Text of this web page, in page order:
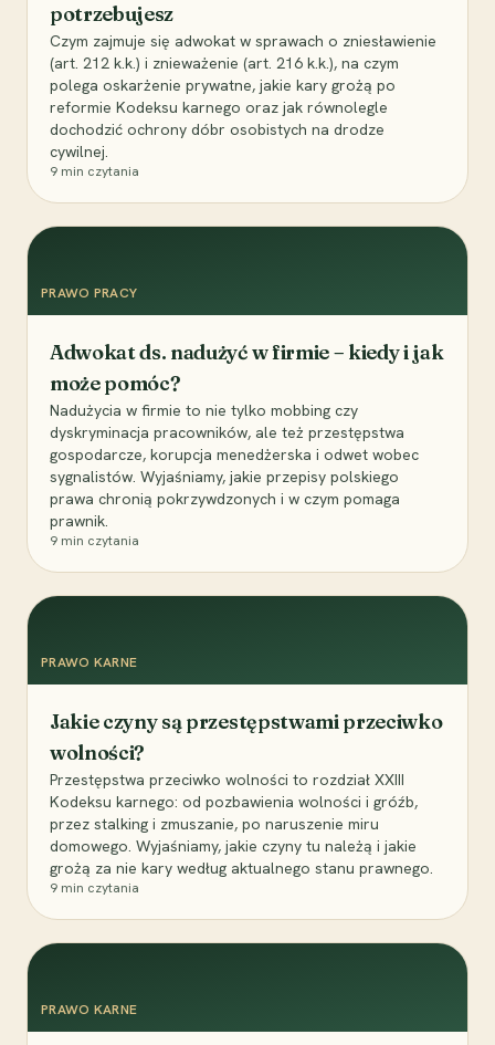
potrzebujesz
Czym zajmuje się adwokat w sprawach o zniesławienie
(art. 212 k.k.) i znieważenie (art. 216 k.k.), na czym
polega oskarżenie prywatne, jakie kary grożą po
reformie Kodeksu karnego oraz jak równolegle
dochodzić ochrony dóbr osobistych na drodze
cywilnej.
9 min czytania
PRAWO PRACY
Adwokat ds. nadużyć w firmie – kiedy i jak
może pomóc?
Nadużycia w firmie to nie tylko mobbing czy
dyskryminacja pracowników, ale też przestępstwa
gospodarcze, korupcja menedżerska i odwet wobec
sygnalistów. Wyjaśniamy, jakie przepisy polskiego
prawa chronią pokrzywdzonych i w czym pomaga
prawnik.
9 min czytania
PRAWO KARNE
Jakie czyny są przestępstwami przeciwko
wolności?
Przestępstwa przeciwko wolności to rozdział XXIII
Kodeksu karnego: od pozbawienia wolności i gróźb,
przez stalking i zmuszanie, po naruszenie miru
domowego. Wyjaśniamy, jakie czyny tu należą i jakie
grożą za nie kary według aktualnego stanu prawnego.
9 min czytania
PRAWO KARNE